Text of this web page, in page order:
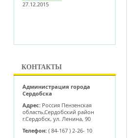
27.12.2015
КОНТАКТЫ
Администрация города
Сердобска
Адрес: Россия Пензенская
область,Сердобский район
г.Сердобск, ул. Ленина, 90
Телефон: ( 84-167 ) 2-26- 10